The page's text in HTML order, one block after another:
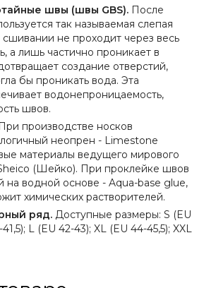
швы (швы GBS). После
так называемая слепая
сшивании не проходит через весь
а лишь частично проникает в
создание отверстий,
бы проникать вода. Эта
водонепроницаемость,
швов.
При производстве носков
неопрен - Limestone
материалы ведущего мирового
(Шейко). При проклейке швов
на водной основе - Aqua-base glue,
химических растворителей.
ряд. Доступные размеры: S (EU
L (EU 42-43); XL (EU 44-45,5); XXL